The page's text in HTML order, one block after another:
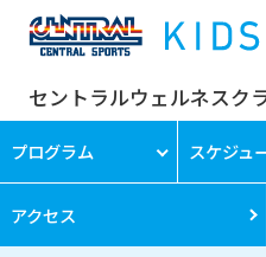
セントラルウェルネスク
プログラム スケジュ
アクセス